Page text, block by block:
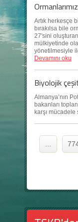
Artık herkesçe
bırakılsa bile
27'sini
mülkiyetinde
yönetilmesiyle
Devamını oku
Biyolojik
Almanya’nın
bakanları
karşı